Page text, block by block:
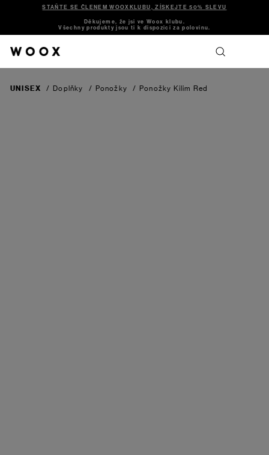
STAŇTE SE ČLENEM WOOXKLUBU, ZÍSKEJTE 50% SLEVU
Děkujeme, že jsi ve Woox klubu.
Všechny produkty jsou ti k dispozici za polovinu.
UNISEX / Doplňky / Ponožky / Ponožky Kilim Red